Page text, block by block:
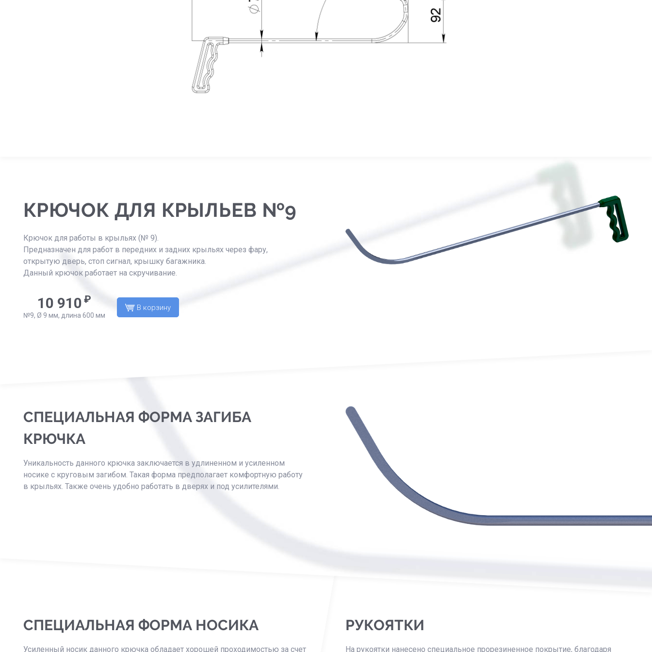
КРЮЧОК ДЛЯ КРЫЛЬЕВ №9
Крючок для работы в крыльях (№ 9).
Предназначен для работ в передних и задних крыльях через фару,
открытую дверь, стоп сигнал, крышку багажника.
Данный крючок работает на скручивание.
10 910 ₽
№9, Ø 9 мм, длина 600 мм
В корзину
СПЕЦИАЛЬНАЯ ФОРМА ЗАГИБА
КРЮЧКА
Уникальность данного крючка заключается в удлиненном и усиленном
носике с круговым загибом. Такая форма предполагает комфортную работу
в крыльях. Также очень удобно работать в дверях и под усилителями.
СПЕЦИАЛЬНАЯ ФОРМА НОСИКА
Усиленный носик данного крючка обладает хорошей проходимостью за счет
РУКОЯТКИ
На рукоятки нанесено специальное прорезиненное покрытие, благодаря
Удобный метод связи
По телефону
Комментарий